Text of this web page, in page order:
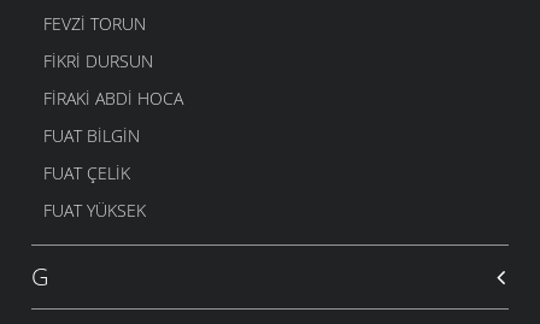
FEVZI TORUN
FIKRI DURSUN
FIRAKI ABDI HOCA
FUAT BILGIN
FUAT ÇELIK
FUAT YÜKSEK
G